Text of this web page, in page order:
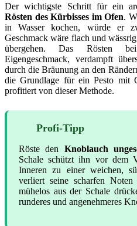
Der wichtigste Schritt für ein
Rösten des Kürbisses im Ofen.
in Wasser kochen, würde er
Geschmack wäre flach und
übergehen. Das Rösten
Eigengeschmack, verdampft
durch die Bräunung an den
die Grundlage für ein Pesto mit
profitiert von dieser Methode.
Profi-Tipp
Röste den Knoblauch
Schale schützt ihn vor dem
Inneren zu einer weichen,
verliert seine scharfen
mühelos aus der Schale
runderes und angenehmeres